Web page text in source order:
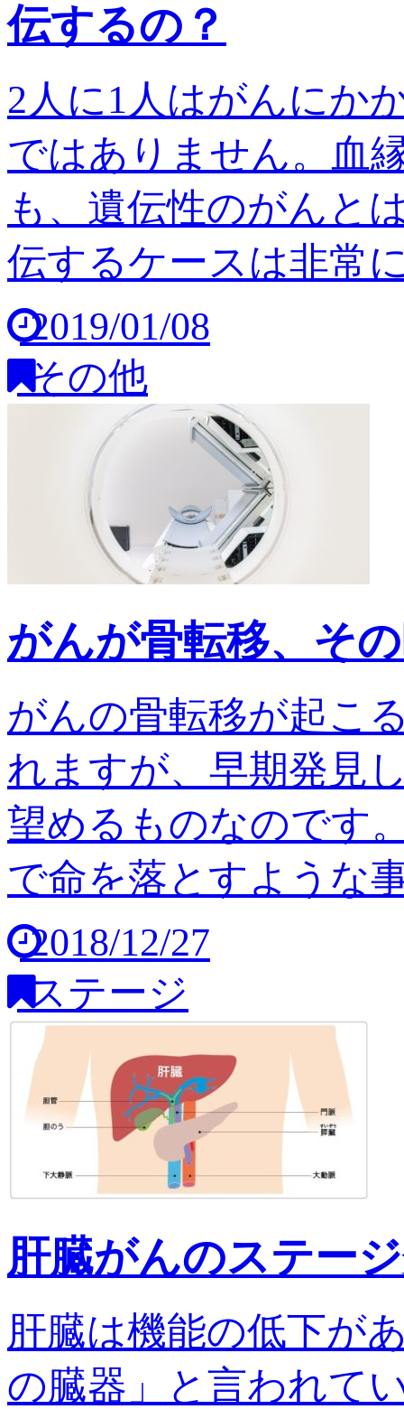
伝するの？
2人に1人はがんにか
ではありません。血
も、遺伝性のがんと
伝するケースは非常
2019/01/08
その他
がんが骨転移、そ
がんの骨転移が起こ
れますが、早期発見
望めるものなのです
で命を落とすような
2018/12/27
ステージ
肝臓がんのステー
肝臓は機能の低下が
の臓器」と言われて